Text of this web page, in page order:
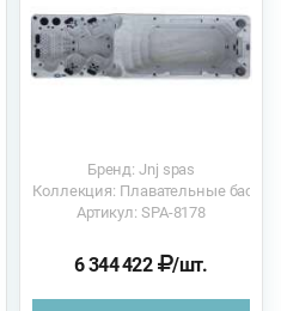
Бренд: Jnj spas
Коллекция: Плавательные
Артикул: SPA-8178
6 344 422 /шт.